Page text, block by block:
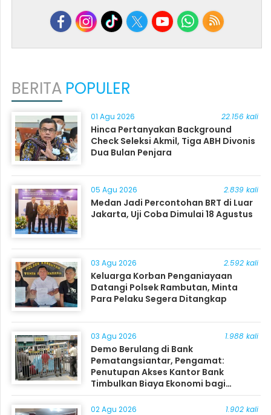
BERITA POPULER
01 Agu 2026 22.156 kali
Hinca Pertanyakan Background
Check Seleksi Akmil, Tiga ABH Divonis
Dua Bulan Penjara
05 Agu 2026 2.839 kali
Medan Jadi Percontohan BRT di Luar
Jakarta, Uji Coba Dimulai 18 Agustus
03 Agu 2026 2.592 kali
Keluarga Korban Penganiayaan
Datangi Polsek Rambutan, Minta
Para Pelaku Segera Ditangkap
03 Agu 2026 1.988 kali
Demo Berulang di Bank
Pematangsiantar, Pengamat:
Penutupan Akses Kantor Bank
Timbulkan Biaya Ekonomi bagi
Masyarakat
02 Agu 2026 1.902 kali